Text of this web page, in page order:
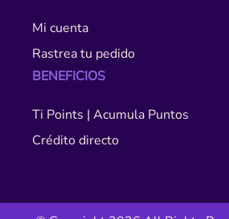
Mi cuenta
Rastrea tu pedido
BENEFICIOS
Ti Points | Acumula Puntos
Crédito directo